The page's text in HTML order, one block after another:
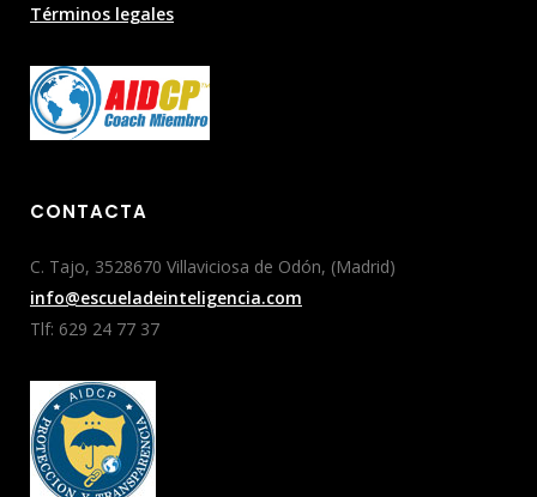
Términos legales
CONTACTA
C. Tajo, 3528670 Villaviciosa de Odón, (Madrid)
info@escueladeinteligencia.com
Tlf: 629 24 77 37